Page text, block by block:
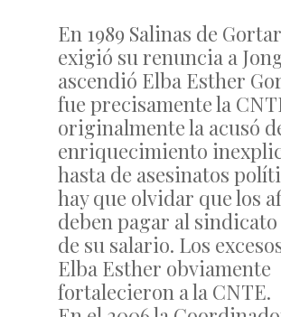
En 1989 Salinas de
exigió su renuncia a
ascendió Elba Esther
fue precisamente la
originalmente la acusó
enriquecimiento
hasta de asesinatos
hay que olvidar que los
deben pagar al sindicato
de su salario. Los
Elba Esther obviamente
fortalecieron a la CNTE.